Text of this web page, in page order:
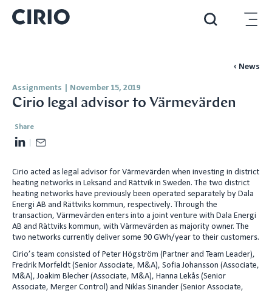
‹ News
Assignments November 15, 2019
Cirio legal advisor to Värmevärden
Share
L
n
k
e
d
I
n
a
i
l
Cirio acted as legal advisor for Värmevärden when investing in district
heating networks in Leksand and Rättvik in Sweden. The two district
heating networks have previously been operated separately by Dala
Energi AB and Rättviks kommun, respectively. Through the
transaction, Värmevärden enters into a joint venture with Dala Energi
AB and Rättviks kommun, with Värmevärden as majority owner. The
two networks currently deliver some 90 GWh/year to their customers.
Cirio’s team consisted of Peter Högström (Partner and Team Leader),
Fredrik Morfeldt (Senior Associate, M&A), Sofia Johansson (Associate,
M&A), Joakim Blecher (Associate, M&A), Hanna Lekås (Senior
Associate, Merger Control) and Niklas Sinander (Senior Associate,